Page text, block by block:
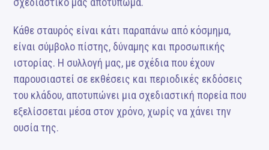
Κάθε σταυρός είναι κάτι παραπάνω από κόσμημα,
είναι σύμβολο πίστης, δύναμης και προσωπικής
ιστορίας. Η συλλογή μας, με σχέδια που έχουν
παρουσιαστεί σε εκθέσεις και περιοδικές εκδόσεις
του κλάδου, αποτυπώνει μια σχεδιαστική πορεία που
εξελίσσεται μέσα στον χρόνο, χωρίς να χάνει την
ουσία της.